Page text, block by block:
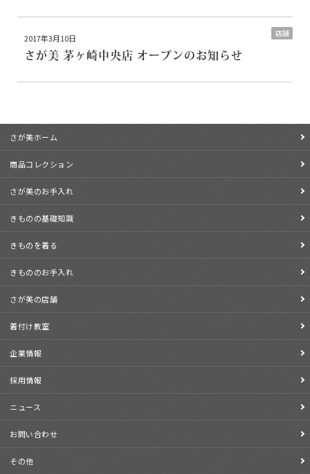
店舗
2017年3月10日
さが美 茅ヶ崎中央店 オープンのお知らせ
さが美ホーム
商品コレクション
さが美のお手入れ
きものの基礎知識
きものを着る
きもののお手入れ
さが美の店舗
着付け教室
企業情報
採用情報
ニュース
お問い合わせ
その他